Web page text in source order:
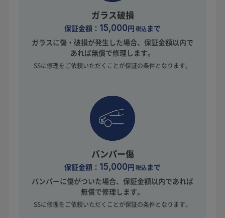
ガラス破損
保証金額： 15,000円税込まで
ガラスに傷・破損が発生した場合、保証金額以内で
あれば無償で修理します。
SSに修理をご依頼いただくことが保証の条件となります。
バンパー傷
保証金額： 15,000円税込まで
バンパーに傷がついた場合、保証金額以内であれば
無償で修理します。
SSに修理をご依頼いただくことが保証の条件となります。